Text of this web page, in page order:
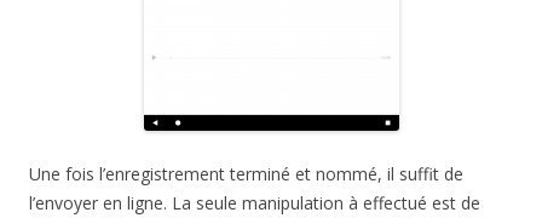
Une fois l’enregistrement terminé et nommé, il suffit de
l’envoyer en ligne. La seule manipulation à effectué est de